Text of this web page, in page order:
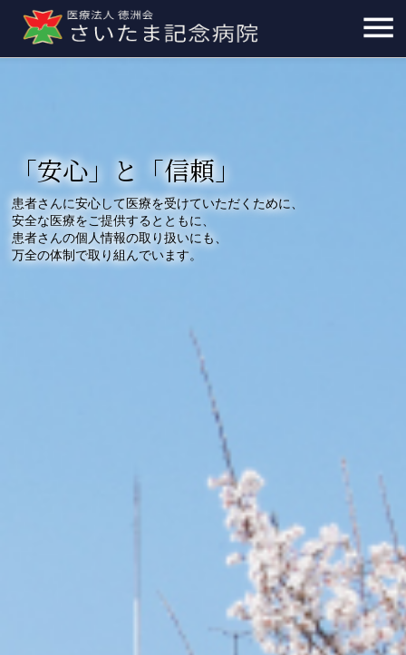
「安心」と「信頼」
患者さんに安心して医療を受けていただくために、
安全な医療をご提供するとともに、
患者さんの個人情報の取り扱いにも、
万全の体制で取り組んでいます。